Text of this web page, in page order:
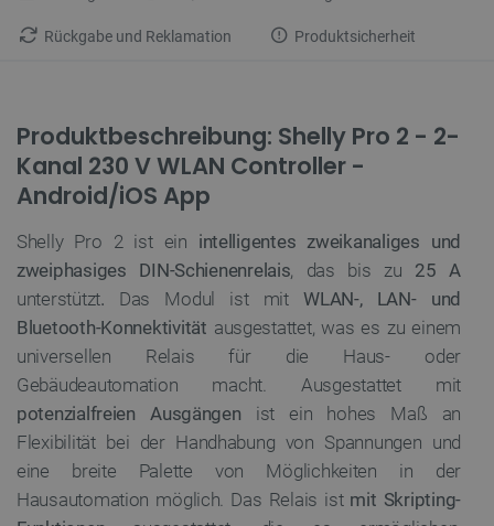
Rückgabe und Reklamation Produktsicherheit
Produktbeschreibung: Shelly Pro 2 - 2-
Kanal 230 V WLAN Controller -
Android/iOS App
Shelly Pro 2 ist ein intelligentes zweikanaliges und
zweiphasiges
DIN-Schienenrelais, das bis zu 25 A
unterstützt. Das Modul ist mitWLAN-, LAN- und
Bluetooth-Konnektivität ausgestattet, was es zu einem
universellen Relais für die Haus- oder
Gebäudeautomation macht. Ausgestattet mit
potenzialfreien Ausgängen ist ein hohes Maß an
Flexibilität bei der Handhabung von Spannungen und
eine breite Palette von Möglichkeiten in der
Hausautomation möglich. Das Relais istmit Skripting-